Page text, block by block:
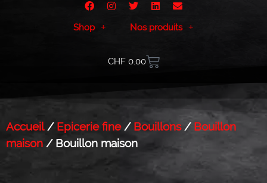
Shop Nos produits
CHF0.00
Accueil/ Epicerie fine/ Bouillons/ Bouillon
maison / Bouillon maison